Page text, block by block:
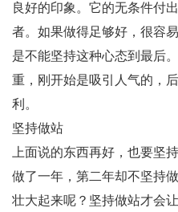
良好的印象。它的无条件付
者。如果做得足够好，很容
是不能坚持这种心态到最后
重，刚开始是吸引人气的，
利。
坚持做站
上面说的东西再好，也要坚
做了一年，第二年却不坚持
壮大起来呢？坚持做站才会